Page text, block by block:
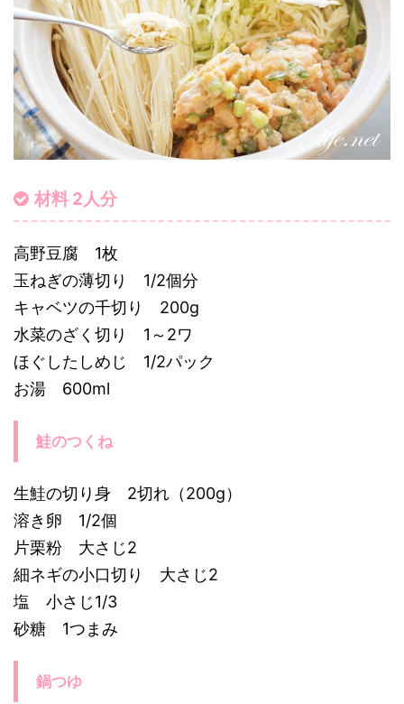
材料 2人分
高野豆腐 1枚
玉ねぎの薄切り 1/2個分
キャベツの千切り 200g
水菜のざく切り 1～2ワ
ほぐしたしめじ 1/2パック
お湯 600ml
鮭のつくね
生鮭の切り身 2切れ（200g）
溶き卵 1/2個
片栗粉 大さじ2
細ネギの小口切り 大さじ2
塩 小さじ1/3
砂糖 1つまみ
鍋つゆ